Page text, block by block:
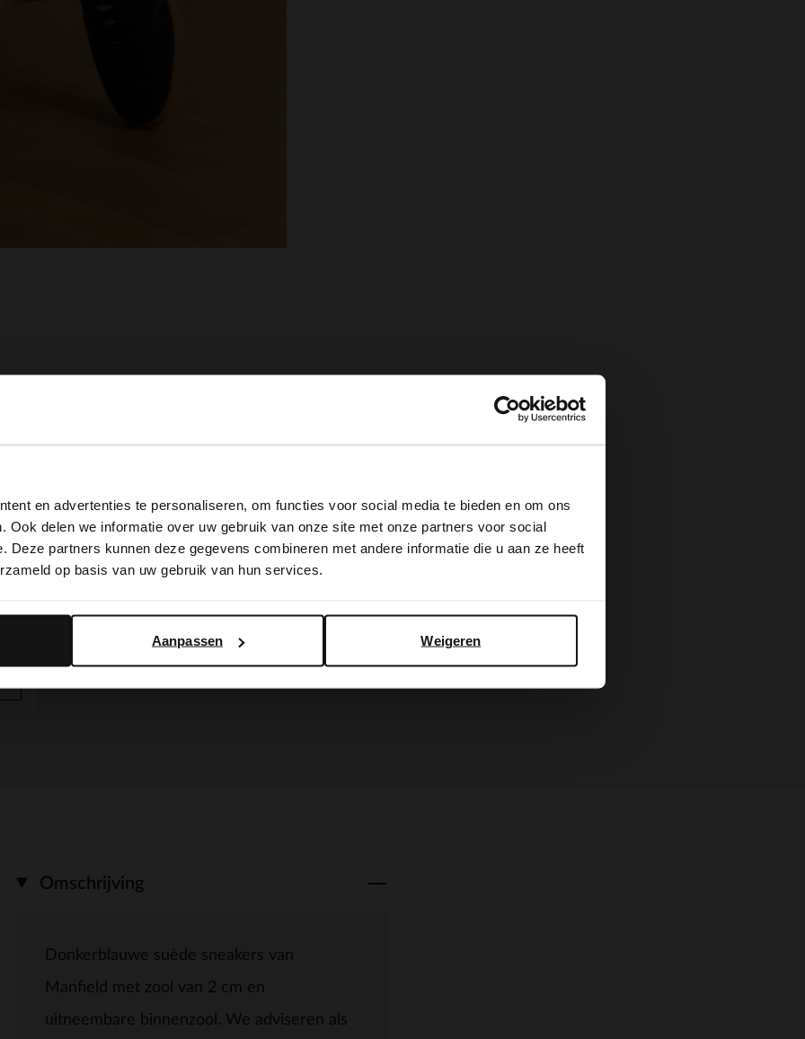
en advertenties te personaliseren, om functies voor social media te bieden en om ons
Ook delen we informatie over uw gebruik van onze site met onze partners voor social
Deze partners kunnen deze gegevens combineren met andere informatie die u aan ze heeft
op basis van uw gebruik van hun services.
Weigeren
Aanpassen
Omschrijving
Donkerblauwe suède sneakers van
Manfield met zool van 2 cm en
uitneembare binnenzool. We adviseren als
×
It looks like your language isn't Dutch. Would you like to